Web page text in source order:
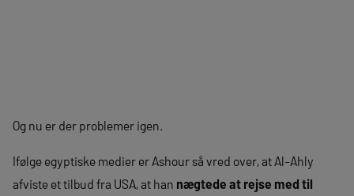
Og nu er der problemer igen.
Ifølge egyptiske medier er Ashour så vred over, at Al-Ahly
afviste et tilbud fra USA, at han nægtede at rejse med til